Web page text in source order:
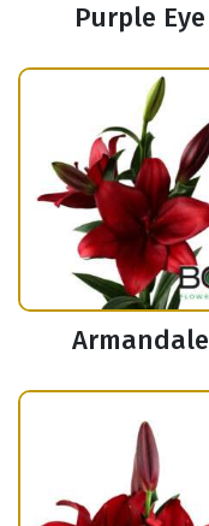
Purple Eye
Armandale